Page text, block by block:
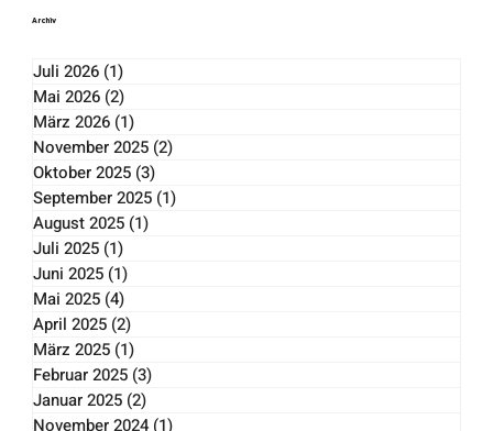
Juli 2026(1)1 Beitrag
Mai 2026
(2)2 Beiträge
März 2026(1) 1 Beitrag
November 2025(2)2 Beiträge
Oktober 2025 (3) 3 Beiträge
September 2025
August 2025
Juli 2025 (1)1 Beitrag
Juni 2025(1)1 Beitrag
Mai 2025(4)4 Beiträge
April 2025(2)2 Beiträge
März 2025(1)1 Beitrag
Februar 2025(3) 3 Beiträge